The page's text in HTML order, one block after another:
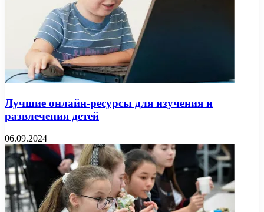
Лучшие онлайн-ресурсы для изучения и
развлечения детей
06.09.2024